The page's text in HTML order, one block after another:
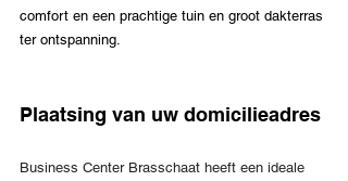
comfort en een prachtige tuin en groot dakterras
ter ontspanning.
Plaatsing van uw domicilieadres
Business Center Brasschaat heeft een ideale